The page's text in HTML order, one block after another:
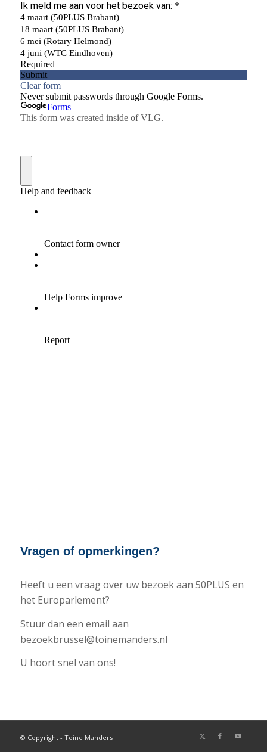
Vragen of opmerkingen?
Heeft u een vraag over uw bezoek aan 50PLUS en
het Europarlement?
Stuur dan een email aan
bezoekbrussel@toinemanders.nl
U hoort snel van ons!
© Copyright - Toine Manders